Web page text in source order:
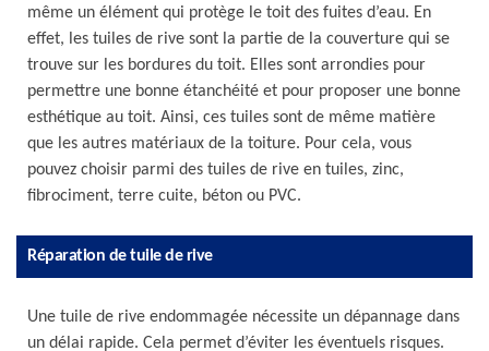
même un élément qui protège le toit des fuites d’eau. En
effet, les tuiles de rive sont la partie de la couverture qui se
trouve sur les bordures du toit. Elles sont arrondies pour
permettre une bonne étanchéité et pour proposer une bonne
esthétique au toit. Ainsi, ces tuiles sont de même matière
que les autres matériaux de la toiture. Pour cela, vous
pouvez choisir parmi des tuiles de rive en tuiles, zinc,
fibrociment, terre cuite, béton ou PVC.
Réparation de tuile de rive
Une tuile de rive endommagée nécessite un dépannage dans
un délai rapide. Cela permet d’éviter les éventuels risques.